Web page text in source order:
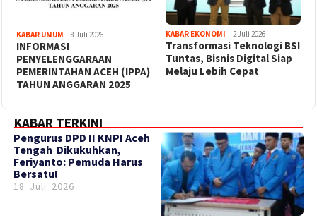
KABAR UMUM 8 Juli 2026
INFORMASI
PENYELENGGARAAN
PEMERINTAHAN ACEH (IPPA)
TAHUN ANGGARAN 2025
KABAR EKONOMI 2 Juli 2026
Transformasi Teknologi BSI
Tuntas, Bisnis Digital Siap
Melaju Lebih Cepat
KABAR TERKINI
‎Pengurus DPD II KNPI Aceh
Tengah Dikukuhkan,
Feriyanto: Pemuda Harus
Bersatu!
18 Juli 2026